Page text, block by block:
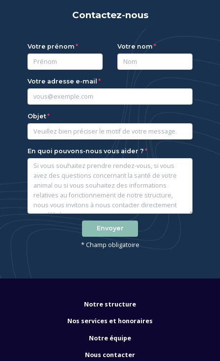
Contactez-nous
Votre prénom Votre nom
Votre adresse e-mail
Objet
En quoi pouvons-nous vous aider ?
Envoyer
* Champ obligatoire
Notre structure
Nos services et honoraires
Notre équipe
Nous contacter